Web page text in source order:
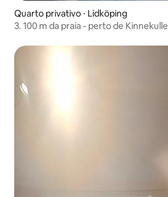
Quarto privativo ⋅ Lidköping
3. 100 m da praia - perto de Kinnekulle